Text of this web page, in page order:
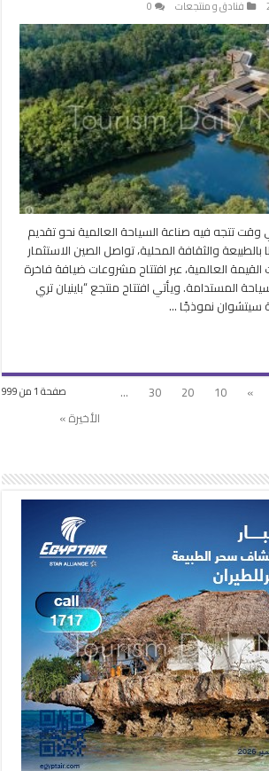
فنادق و منتجعات 0
تتجه فيه صناعة السياحة العالمية نحو تقديم
بالطبيعة والثقافة المحلية، تواصل الصين الاستثمار
القيمة العالمية، عبر افتتاح مشروعات ضيافة فاخرة
المستدامة. ويأتي افتتاح منتجع “باينيان تري
نموذجًا …
صفحة 1 من 999 »
10
20
30
...
الأخيرة »